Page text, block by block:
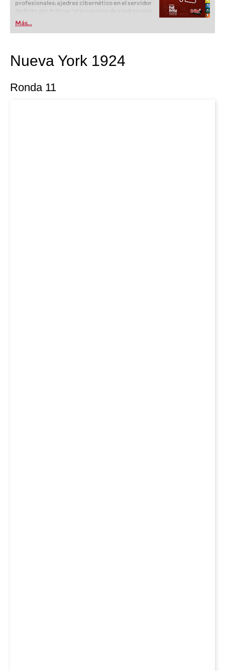
profesionales; ajedrez cibernético en el servidor
popular de Alemania” (Der Spiegel) y ofrece todo
lo que necesita el ajedrecista. La novedad más
espectacular: Fritz 17 incluye el módulo basado
Más...
Nueva York 1924
Ronda 11